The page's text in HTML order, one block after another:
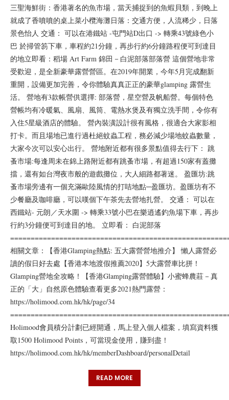
三聖海鮮街：香港著名的魚市場，當天捕捉到的魚蝦貝類，到晚上
就成了香噴噴的桌上菜小欖海灘日落：交通方便，人流稀少，日落
景色怡人 交通： 可以在港鐵站 -屯門站D出口 -> 轉乘43號綠色小
巴 於掃管笏下車，車程約21分鐘，再步行約6分鐘路程便可到達目
的地立即看：稻場 Art Farm 錦田－白泥部落部落營 這個營地非常
受歡迎，是全新豪華露營營區。在2019年開業，今年5月完成翻新
重開，設備更加完善，令你體驗真真正正的豪華glamping 露營生
活。 營地有3款帳營供選擇: 部落營，星空營及帆船營。每個特色
營帳均有冷暖氣、風扇、風筒、電熱水煲及有獨立洗手間，令你有
入住5星級酒店的體驗。 營內裝潢設計很有風格，很適合大家影相
打卡。而且場地已進行過杜絕蚊蟲工程，務必減少場地蚊蟲數量，
大家今次可以安心出行。 營地附近都有很多景點值得去行下： 跳
蚤市場:每逢周未在錦上路附近都有跳蚤市場，有超過150家有蓋攤
擋，還有如台灣夜市般的遊戲攤位，大人細路都著迷。 盈匯坊:跳
蚤市場旁邊有一個充滿歐陸風情的打咭地點─盈匯坊。盈匯坊有不
少餐廳及咖啡廳，可以嘆個下午茶先去營地扎營。 交通： 可以在
西鐵站- 元朗／天水圍 -> 轉乘33號小巴在樂逍遙釣魚場下車，再步
行約3分鐘便可到達目的地。 立即看： 白泥部落
相關文章：【香港Glamping熱點: 五大露營營地推介】 懶人露營必
讀的假日好去處【香港本地渡假推薦2020】5大露營車比拼！
Glamping營地全攻略！【香港Glamping露營體驗】小蜜蜂農莊－真
正的「大」自然原色體驗查看更多2021熱門露營：
https://holimood.com.hk/hk/page/34
Holimood會員積分計劃已經開通，馬上登入個人檔案，填寫資料獲
取1500 Holimood Points，可當現金使用，賺到盡！
https://holimood.com.hk/hk/memberDashboard/personalDetail
READ MORE